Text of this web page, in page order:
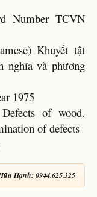
Number TCVN
Khuyết tật
nghĩa và phương
1975
of wood.
of defects
Hạnh: 0944.625.325